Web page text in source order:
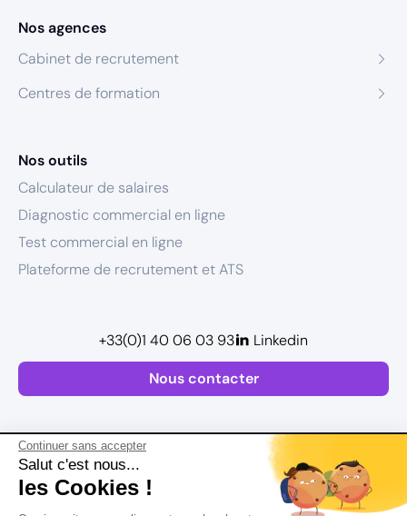
Continuer sans accepter
Salut c'est nous...
les Cookies !
Nos agences
Cabinet de recrutement
Centres de formation
Nos outils
Calculateur de salaires
Diagnostic commercial en ligne
Test commercial en ligne
Plateforme de recrutement et ATS
Nous contacter
+33(0)1 40 06 03 93 Linkedin